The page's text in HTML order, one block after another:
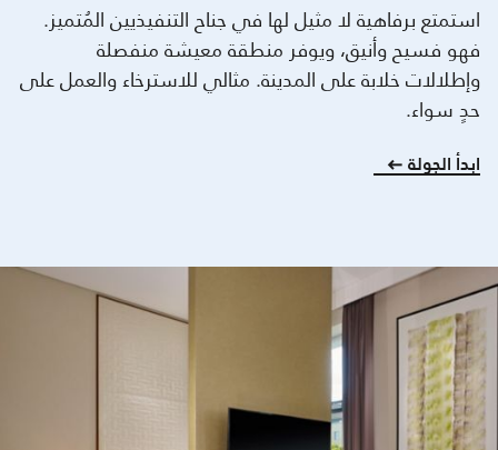
استمتع برفاهية لا مثيل لها في جناح التنفيذيين المُتميز.
فهو فسيح وأنيق، ويوفر منطقة معيشة منفصلة
وإطلالات خلابة على المدينة. مثالي للاسترخاء والعمل على
حدٍ سواء.
ابدأ الجولة